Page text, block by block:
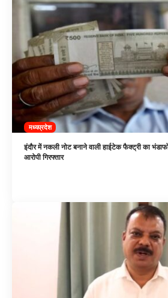
मध्यप्रदेश
इंदौर में नकली नोट बनाने वाली हाईटेक फैक्ट्री का
आरोपी गिरफ्तार